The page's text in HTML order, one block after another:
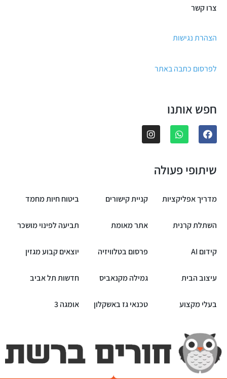
צרו קשר
הצהרת נגישות
לפרסום כתבה באתר
חפש אותנו
שיתופי פעולה
מדריך אפליקציות קניית קישורים ביטוח חיות מחמד
השתלת קרנית אתר מאומת תביעה לפינוי מושכר
קידום AI פרסום בטלוויזיה יוצאים קבוע מגזין
עיצוב הבית גמילה מקנאביס חדשות תל אביב
בעלי מקצוע טכנאי גז באשקלון אומגה 3